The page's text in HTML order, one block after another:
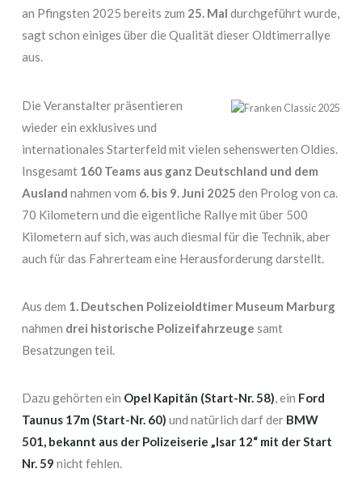
an Pfingsten 2025 bereits zum 25. Mal durchgeführt wurde,
sagt schon einiges über die Qualität dieser Oldtimerrallye
aus.
Die Veranstalter präsentieren
wieder ein exklusives und
internationales Starterfeld mit vielen sehenswerten Oldies.
Insgesamt 160 Teams aus ganz Deutschland und dem
Ausland nahmen vom 6. bis 9. Juni 2025 den Prolog von ca.
70 Kilometern und die eigentliche Rallye mit über 500
Kilometern auf sich, was auch diesmal für die Technik, aber
auch für das Fahrerteam eine Herausforderung darstellt.
Aus dem 1. Deutschen Polizeioldtimer Museum Marburg
nahmen drei historische Polizeifahrzeuge samt
Besatzungen teil.
Dazu gehörten ein Opel Kapitän (Start-Nr. 58), ein Ford
Taunus 17m (Start-Nr. 60) und natürlich darf der BMW
501, bekannt aus der Polizeiserie „Isar 12“ mit der Start
Nr. 59 nicht fehlen.